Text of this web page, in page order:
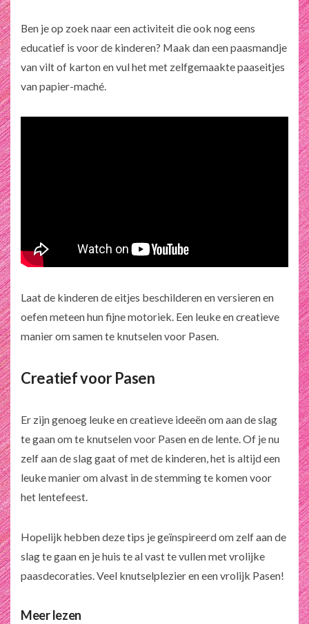
Ben je op zoek naar een activiteit die ook nog eens
educatief is voor de kinderen? Maak dan een paasmandje
van vilt of karton en vul het met zelfgemaakte paaseitjes
van papier-maché.
Laat de kinderen de eitjes beschilderen en versieren en
oefen meteen hun fijne motoriek. Een leuke en creatieve
manier om samen te knutselen voor Pasen.
Creatief voor Pasen
Er zijn genoeg leuke en creatieve ideeën om aan de slag
te gaan om te knutselen voor Pasen en de lente. Of je nu
zelf aan de slag gaat of met de kinderen, het is altijd een
leuke manier om alvast in de stemming te komen voor
het lentefeest.
Hopelijk hebben deze tips je geïnspireerd om zelf aan de
slag te gaan en je huis te al vast te vullen met vrolijke
paasdecoraties. Veel knutselplezier en een vrolijk Pasen!
Meer lezen